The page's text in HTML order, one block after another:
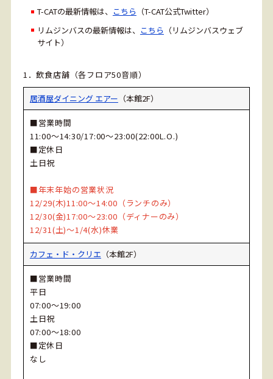
T-CATの最新情報は、 こちら （T-CAT公式Twitter）
リムジンバスの最新情報は、 こちら （リムジンバスウェブ
サイト）
1．飲食店舗（各フロア50音順）
居酒屋ダイニング エアー （本館2F）
■営業時間
11:00～14:30/17:00～23:00(22:00L.O.)
■定休日
土日祝
■年末年始の営業状況
12/29(木)11:00～14:00（ランチのみ）
12/30(金)17:00～23:00（ディナーのみ）
12/31(土)～1/4(水)休業
カフェ・ド・クリエ （本館2F）
■営業時間
平日
07:00～19:00
土日祝
07:00～18:00
■定休日
なし